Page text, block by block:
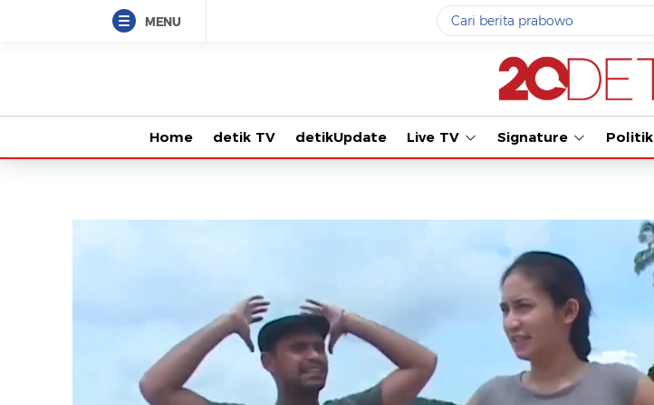
MENU
Yang sedang ramai dicari
gempa hari ini
#3iran
#5prabowo
Promoted
Terakhir yang dicari
Loading...
Home detik TV detikUpdate Live TV Signature Politik